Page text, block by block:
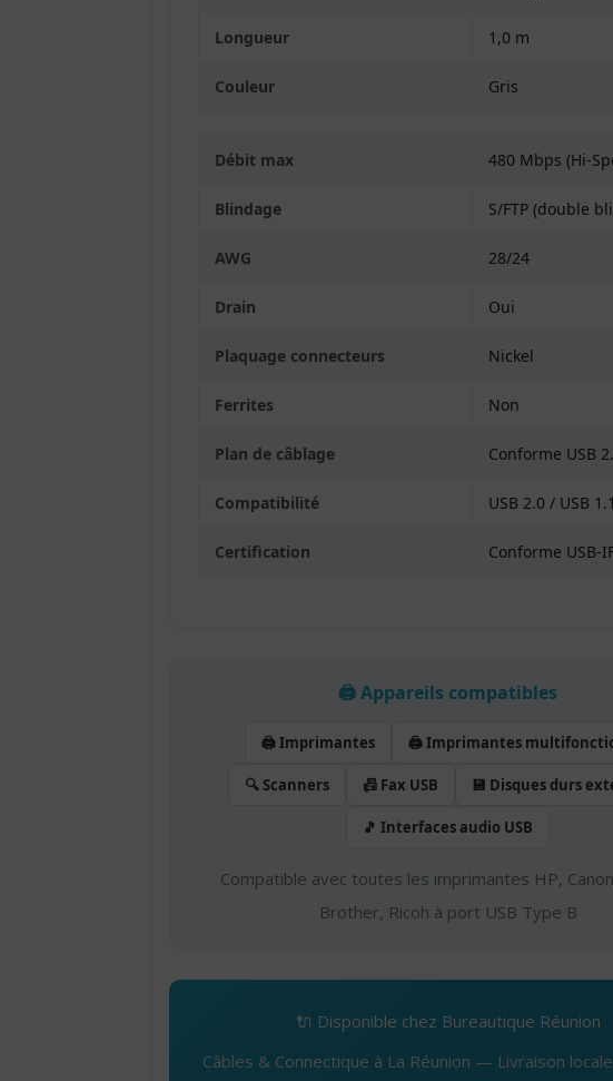
Longueur 1,0 m
Couleur Gris
Débit max 480 Mbps (Hi-
Blindage S/FTP (double
AWG 28/24
Drain Oui
Plaquage connecteurs Nickel
Ferrites Non
Plan de câblage Conforme USB
Compatibilité USB 2.0 / USB 1.1
Certification Conforme USB-
🖨️ Appareils compatibles
🖨️ Imprimantes 🖨️ Imprimantes
🔍 Scanners 📠 Fax USB 💾 Disques durs
🎵 Interfaces audio USB
Compatible avec toutes les imprimantes HP,
Brother, Ricoh à port USB Type B
🔌 Disponible chez Bureautique Réunion
Câbles & Connectique à La Réunion — Livraison